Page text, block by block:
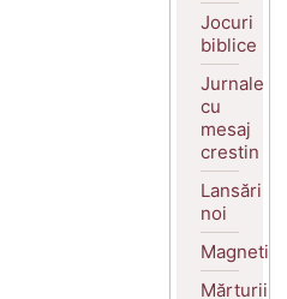
Jocuri
biblice
Jurnale
cu
mesaj
crestin
Lansări
noi
Magneti
Mărturii